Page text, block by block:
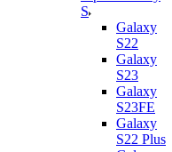
S
Galaxy
S22
Galaxy
S23
Galaxy
S23FE
Galaxy
S22 Plus